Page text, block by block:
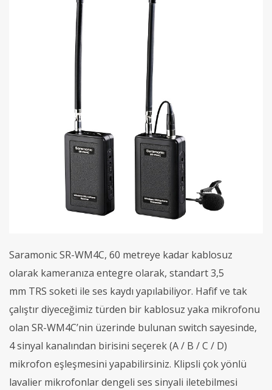
Saramonic SR-WM4C, 60 metreye kadar kablosuz
olarak kameranıza entegre olarak, standart 3,5
mm TRS soketi ile ses kaydı yapılabiliyor. Hafif ve tak
çalıştır diyeceğimiz türden bir kablosuz yaka mikrofonu
olan SR-WM4C’nin üzerinde bulunan switch sayesinde,
4 sinyal kanalından birisini seçerek (A / B / C / D)
mikrofon eşleşmesini yapabilirsiniz. Klipsli çok yönlü
lavalier mikrofonlar dengeli ses sinyali iletebilmesi